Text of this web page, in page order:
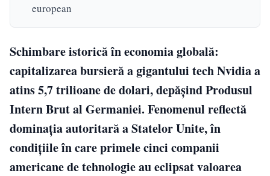
european
Schimbare istorică în economia globală:
capitalizarea bursieră a gigantului tech Nvidia a
atins 5,7 trilioane de dolari, depășind Produsul
Intern Brut al Germaniei. Fenomenul reflectă
dominația autoritară a Statelor Unite, în
condițiile în care primele cinci companii
americane de tehnologie au eclipsat valoarea